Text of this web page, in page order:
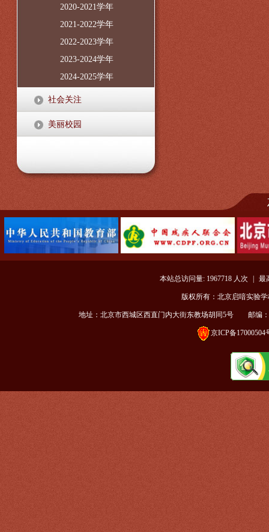
2020-2021学年
2021-2022学年
2022-2023学年
2023-2024学年
2024-2025学年
社会关注
美丽校园
本站总访问量: 1967718 人次 最
版权所有：北京启喑实验
地址：北京市西城区西直门内大街东教场胡同5号 邮编：
京ICP备17000504